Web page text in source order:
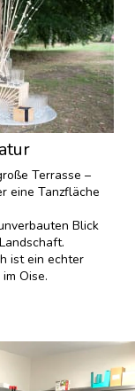
Terrasse –
eine Tanzfläche
Blick
ist ein echter
Oise.